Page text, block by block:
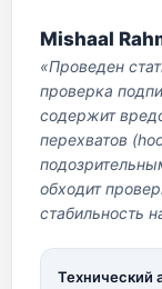
Mishaal
«Проведен
проверка
содержит
перехватов
обходит
стабильность
Технический